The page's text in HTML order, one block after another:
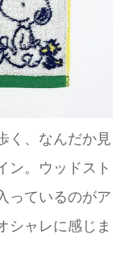
く、なんだか見
ン。ウッドスト
っているのがア
シャレに感じま